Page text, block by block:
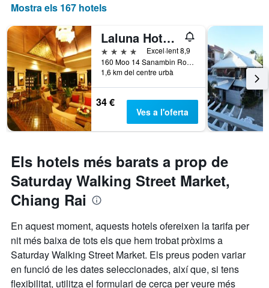
Mostra els 167 hotels
Laluna Hotel & Resort
4 estrelles
Excel·lent 8,9
160 Moo 14 Sanambin Road, Chiang Rai, Tailàndia
1,6 km del centre urbà
34 €
Ves a l'oferta
Els hotels més barats a prop de
Saturday Walking Street Market,
Chiang Rai
En aquest moment, aquests hotels ofereixen la tarifa per
nit més baixa de tots els que hem trobat pròxims a
Saturday Walking Street Market. Els preus poden variar
en funció de les dates seleccionades, així que, si tens
flexibilitat, utilitza el formulari de cerca per veure més